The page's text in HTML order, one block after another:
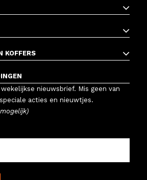
KOFFERS
nieuwsbrief. Mis geen van
acties en nieuwtjes.